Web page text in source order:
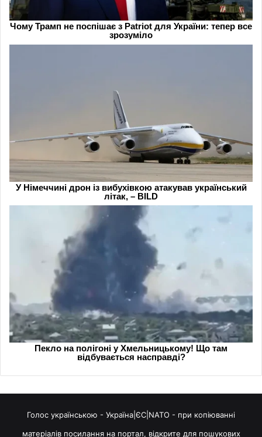
Голос українською - Україна|ЄС|NATO - при копіюванні
матеріалів посилання на портал, відкрите для пошукових